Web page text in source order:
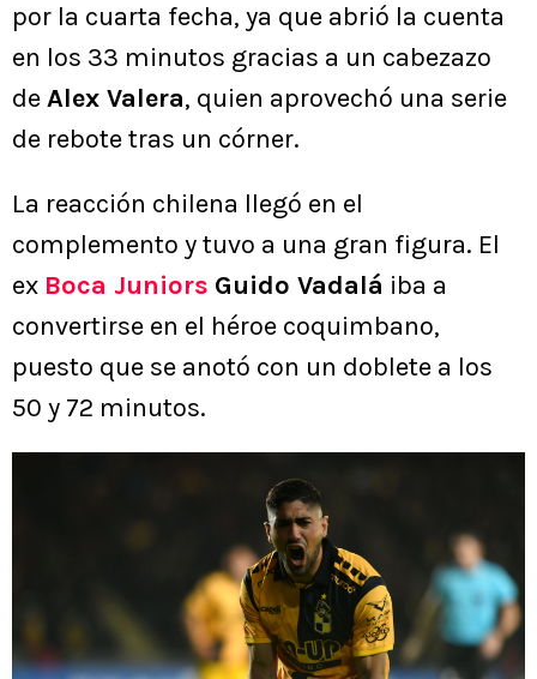
por la cuarta fecha, ya que abrió la cuenta
en los 33 minutos gracias a un cabezazo
deAlex Valera, quien aprovechó una serie
de rebote tras un córner.
La reacción chilena llegó en el
complemento y tuvo a una gran figura. El
ex Boca Juniors Guido Vadalá iba a
convertirse en el héroe coquimbano,
puesto que se anotó con un doblete a los
50 y 72 minutos.